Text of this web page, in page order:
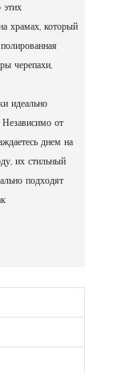
храмах, который
черепахи,
идеально
Независимо от
днем ​​на
их стильный
подходят